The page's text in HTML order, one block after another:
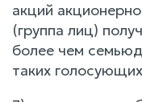
акций
(группа лиц)
более чем
таких